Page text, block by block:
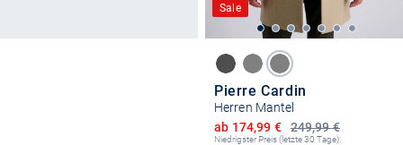
Sale
Pierre Cardin
Herren Mantel
249,99 €
Ermäßigter Preis
ab 174,99 €
Niedrigster Preis (letzte 30 Tage):